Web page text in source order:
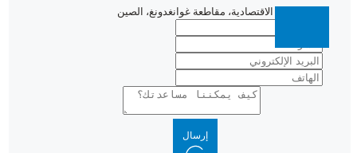
الاقتصادية، مقاطعة غوانغدونغ، الصين